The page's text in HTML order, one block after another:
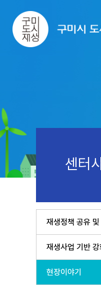
센터
재생정책 공유 및
재생사업 기반
현장이야기